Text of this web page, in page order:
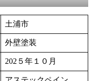
土浦市
外壁塗装
202５年１０月